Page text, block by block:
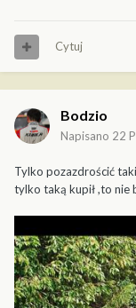
Cytuj
Bodzio
Napisano 22
Tylko pozazdrościć
tylko taką kupił ,to nie